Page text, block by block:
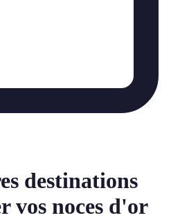
destinations
vos noces d'or